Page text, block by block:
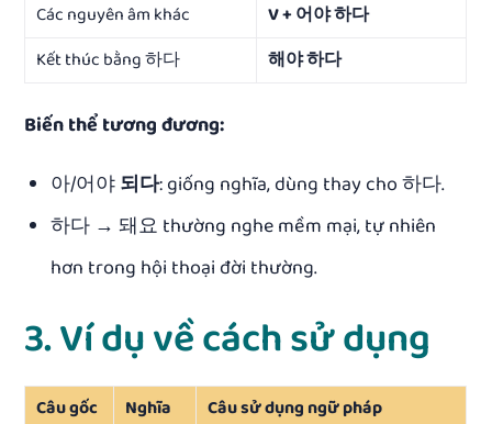
Các nguyên âm khác
V + 어야 하다
Kết thúc bằng 하다
해야 하다
Biến thể tương đương:
아/어야되다: giống nghĩa, dùng thay cho 하다.
하다 → 돼요 thường nghe mềm mại, tự nhiên
hơn trong hội thoại đời thường.
3. Ví dụ về cách sử dụng
Câu gốc
Nghĩa
Câu sử dụng ngữ pháp